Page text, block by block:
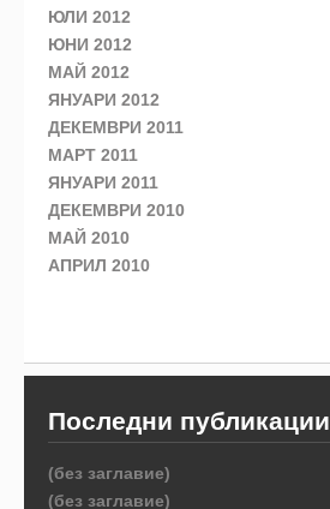
ЮЛИ 2012
ЮНИ 2012
МАЙ 2012
ЯНУАРИ 2012
ДЕКЕМВРИ 2011
МАРТ 2011
ЯНУАРИ 2011
ДЕКЕМВРИ 2010
МАЙ 2010
АПРИЛ 2010
Последни публикации
(без заглавие)
(без заглавие)